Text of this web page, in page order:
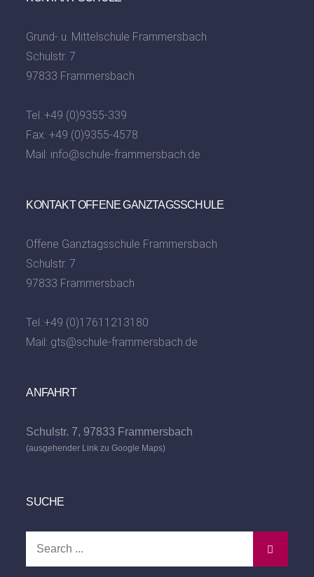
Grund- u. Mittelschule Frammersbach
Schulstr. 7
97833 Frammersbach
Tel.:+49 (0)9355-339
Fax: +49 (0)9355-4578
Mail: info@schule-frammersbach.de
KONTAKT OFFENE GANZTAGSSCHULE
Offene Ganztagsschule Frammersbach
Schulstr. 7
97833 Frammersbach
Tel.:+49 (0)17611213180
Mail: gts@schule-frammersbach.de
ANFAHRT
Schulstr. 7, 97833 Frammersbach
(ausgehender Link zu Google Maps)
SUCHE